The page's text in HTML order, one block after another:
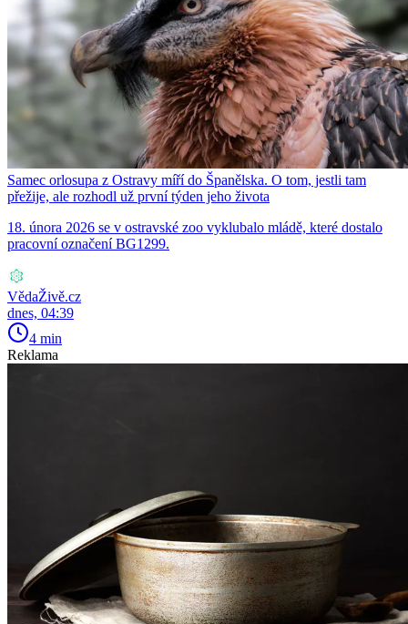
Samec orlosupa z Ostravy míří do Španělska. O tom, jestli tam
přežije, ale rozhodl už první týden jeho života
18. února 2026 se v ostravské zoo vyklubalo mládě, které dostalo
pracovní označení BG1299.
VědaŽivě.cz
dnes, 04:39
4 min
Reklama